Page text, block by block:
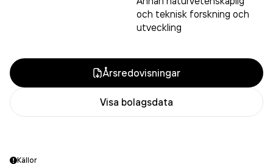
och teknisk forskning och
utveckling
Årsredovisningar
Visa bolagsdata
Källor